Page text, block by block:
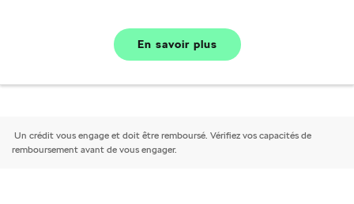
En savoir plus
Un crédit vous engage et doit être remboursé. Vérifiez vos capacités de
remboursement avant de vous engager.